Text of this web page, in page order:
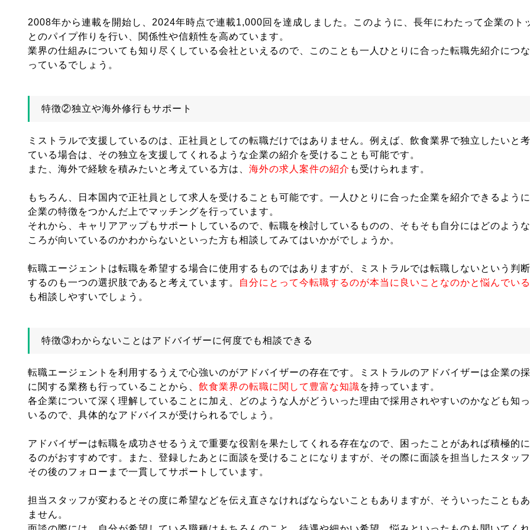
2008年から連載を開始し、2024年時点で連載1,000回を達成しました。このように、長年にわたって企業のト
とのパイプ作りを行い、関係性や信頼性を高めています。
業界の仕組みについても知り尽くしている会社といえるので、このことも一人ひとりに合った転職先紹介につ
っているでしょう。
特徴②独立や海外修行もサポート
ミストラルで支援しているのは、正社員としての転職だけではありません。例えば、飲食業界で独立したいと
ている場合は、その独立を支援してくれるような企業の紹介を受けることも可能です。
また、海外で経験を積みたいと考えている方は、 海外の求人案件の紹介 も受けられます。
もちろん、日本国内で正社員として求人を受けることも可能です。一人ひとりに合った企業を紹介できるよう
企業の特徴をつかんだ上でマッチングを行っています。
それから、キャリアアップもサポートしているので、転職を検討しているものの、そもそも自分にはどのよう
ころが向いているのかわからないといった方も相談してみてはいかがでしょうか。
転職エージェントは転職を希望する場合に使用するものではありますが、ミストラルでは転職しないという判
するのも一つの選択肢であると考えています。
自分にとって今転職するのが本当に良いことなのかと悩んでい
も相談しやすいでしょう。
特徴③わからないことはアドバイザーに何度でも相談できる
転職エージェントを利用するうえで心強いのがアドバイザーの存在です。ミストラルのアドバイザーは企業の
に関する業務も行っていることから、 飲食業界の転職に関して豊富な知識を持っています。
各企業について深く理解していることに加え、どのような人がどういった理由で採用されやすいのかなども知
いるので、具体的なアドバイスが受けられるでしょう。
アドバイザーは転職を成功させるうえで重要な役割を果たしてくれる存在なので、困ったことがあれば積極的
るのがおすすめです。また、登録したあとに面談を受けることになりますが、その際に面談を担当したスタッ
その後のフォローまで一貫してサポートしています。
担当スタッフが変わるとその度に希望などを伝え直さなければならないこともありますが、そういったことも
ません。